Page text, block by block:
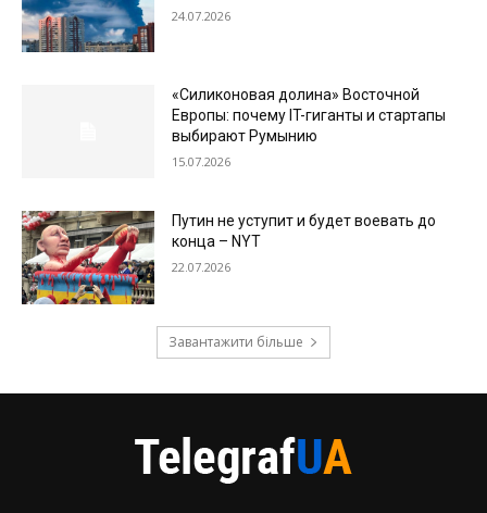
24.07.2026
«Силиконовая долина» Восточной
Европы: почему IT-гиганты и стартапы
выбирают Румынию
15.07.2026
Путин не уступит и будет воевать до
конца – NYT
22.07.2026
Завантажити більше